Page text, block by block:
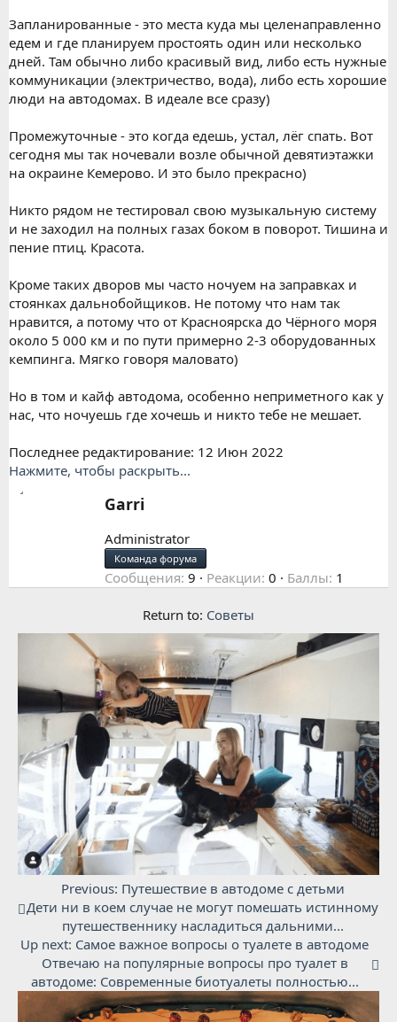
Запланированные - это места куда мы целенаправленно
едем и где планируем простоять один или несколько
дней. Там обычно либо красивый вид, либо есть нужные
коммуникации (электричество, вода), либо есть хорошие
люди на автодомах. В идеале все сразу)
Промежуточные - это когда едешь, устал, лёг спать. Вот
сегодня мы так ночевали возле обычной девятиэтажки
на окраине Кемерово. И это было прекрасно)
Никто рядом не тестировал свою музыкальную систему
и не заходил на полных газах боком в поворот. Тишина и
пение птиц. Красота.
Кроме таких дворов мы часто ночуем на заправках и
стоянках дальнобойщиков. Не потому что нам так
нравится, а потому что от Красноярска до Чёрного моря
около 5 000 км и по пути примерно 2-3 оборудованных
кемпинга. Мягко говоря маловато)
Но в том и кайф автодома, особенно неприметного как у
нас, что ночуешь где хочешь и никто тебе не мешает.
Последнее редактирование: 12 Июн 2022
Нажмите, чтобы раскрыть...
Н
п
и
с
а
о
Garri
Administrator
Команда форума
Сообщения 9 Реакции 0 Баллы 1
Return to: Советы
Previous: Путешествие в автодоме с детьми
Дети ни в коем случае не могут помешать истинному
путешественнику насладиться дальними...
Up next: Самое важное вопросы о туалете в автодоме
Отвечаю на популярные вопросы про туалет в
автодоме: Современные биотуалеты полностью...